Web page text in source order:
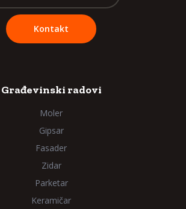
Kontakt
Građevinski radovi
Moler
Gipsar
Fasader
Zidar
Parketar
Keramičar